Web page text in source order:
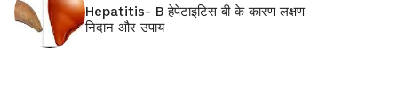
Hepatitis- B हेपेटाइटिस बी के कारण लक्षण
निदान और उपाय